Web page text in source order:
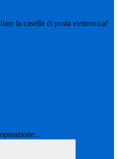
la casella di posta elettronica!